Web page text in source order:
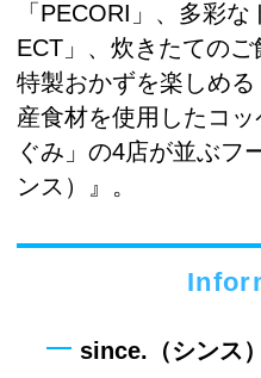
「PECORI」、多彩
ECT」、炊きたての
特製おかずを楽しめ
産食材を使用したコ
ぐみ」の4店が並ぶフ
ンス）』。
since.（シンス）